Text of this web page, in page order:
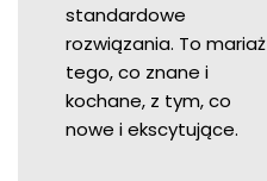
standardowe
rozwiązania. To mariaż
tego, co znane i
kochane, z tym, co
nowe i ekscytujące.